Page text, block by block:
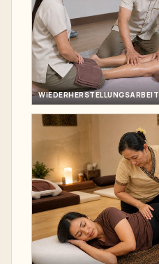
WIEDERHERSTELLUNGSARBEIT